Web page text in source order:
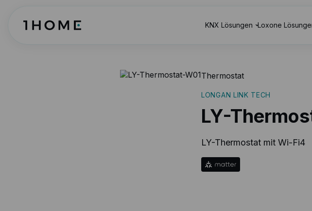
KNX Lösungen Loxone
Thermostat
LONGAN LINK TECH
LY-
LY-Thermostat mit Wi-Fi4